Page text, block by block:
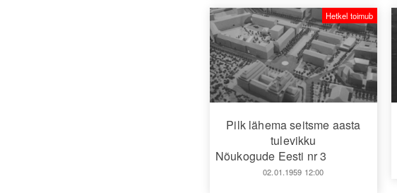
Pilk lähema seitsme aasta
tulevikku
Nõukogude Eesti nr 3
02.01.1959 12:00
Hetkel toimub